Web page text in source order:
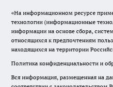
«На информационном ресурсе
технологии (информационные
информации на основе сбора,
относящихся к предпочтениям
находящихся на территории
Политика конфиденциальности и
Вся информация, размещенная на